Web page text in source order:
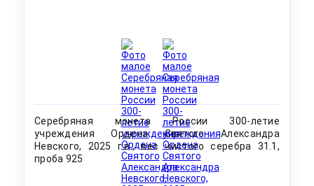
Серебряная монета России 300-летие
учреждения Ордена Святого Александра
Невского, 2025 г.в., вес чистого серебра 31.1,
проба 925